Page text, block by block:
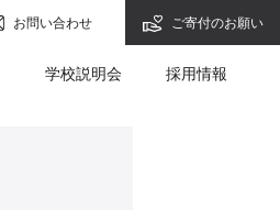
お問い合わせ ご寄付のお願い
学校説明会 採用情報